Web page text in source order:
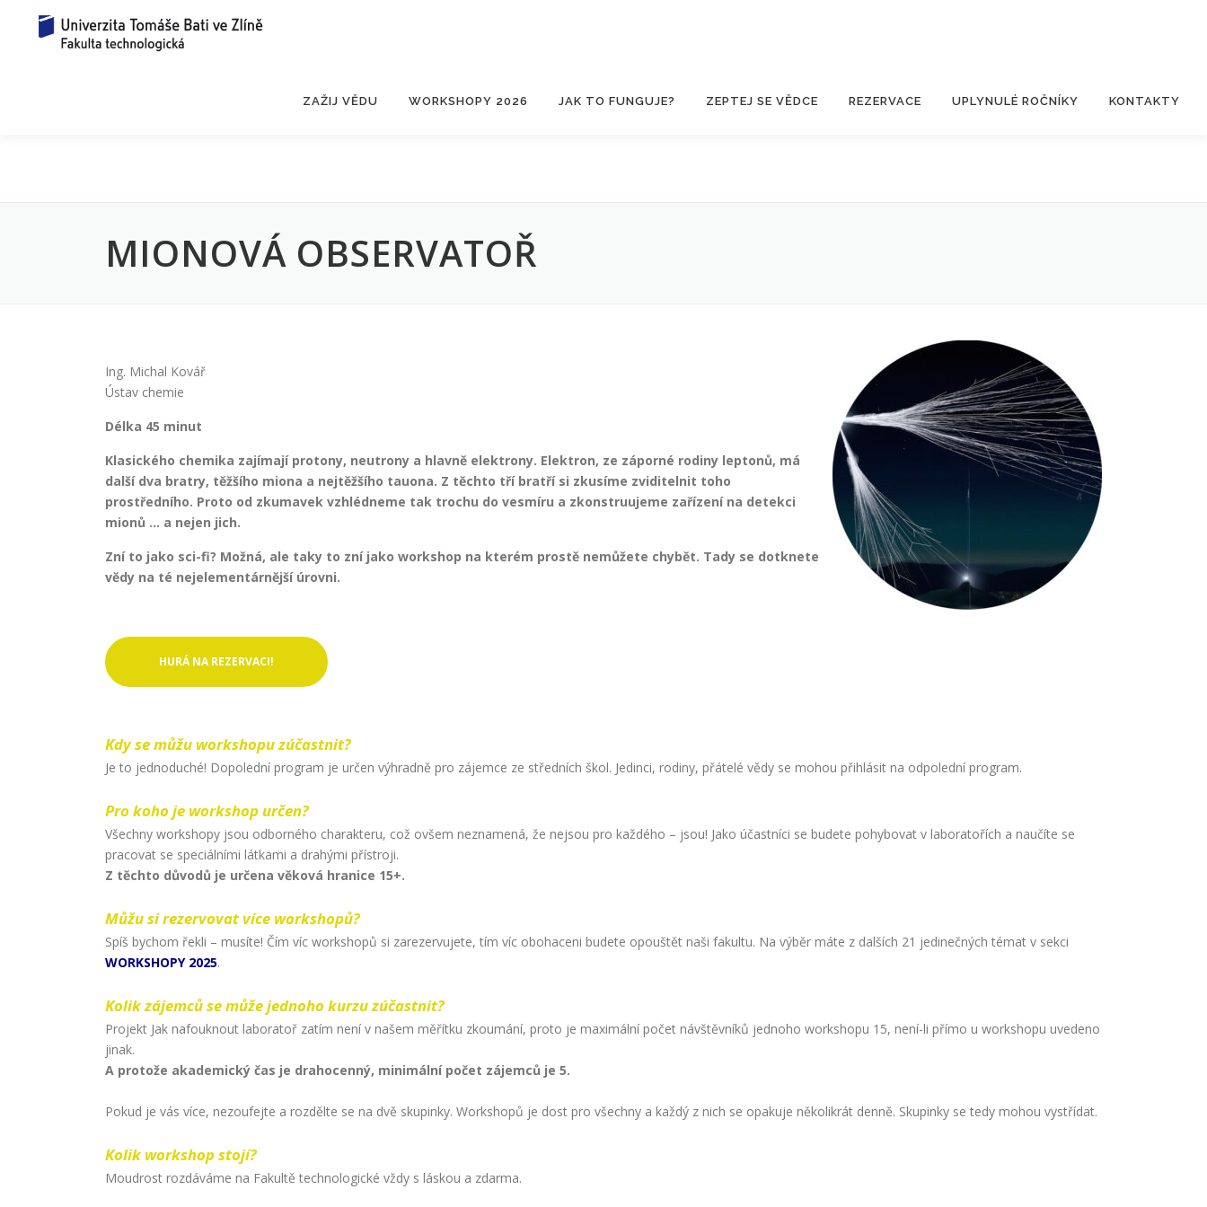
ZAŽIJ VĚDU WORKSHOPY 2026 JAK TO FUNGUJE? ZEPTEJ SE VĚDCE REZERVACE UPLYNULÉ ROČNÍKY KONTAKTY
MIONOVÁ OBSERVATOŘ
Ing. Michal Kovář
Ústav chemie
Délka 45 minut
Klasického chemika zajímají protony, neutrony a hlavně elektrony. Elektron, ze záporné rodiny leptonů, má
další dva bratry, těžšího miona a nejtěžšího tauona. Z těchto tří bratří si zkusíme zviditelnit toho
prostředního. Proto od zkumavek vzhlédneme tak trochu do vesmíru a zkonstruujeme zařízení na detekci
mionů … a nejen jich.
Zní to jako sci-fi? Možná, ale taky to zní jako workshop na kterém prostě nemůžete chybět. Tady se dotknete
vědy na té nejelementárnější úrovni.
HURÁ NA REZERVACI!
Kdy se můžu workshopu zúčastnit?
Je to jednoduché! Dopolední program je určen výhradně pro zájemce ze středních škol. Jedinci, rodiny, přátelé vědy se mohou přihlásit na odpolední program.
Pro koho je workshop určen?
Všechny workshopy jsou odborného charakteru, což ovšem neznamená, že nejsou pro každého – jsou! Jako účastníci se budete pohybovat v laboratořích a naučíte se
pracovat se speciálními látkami a drahými přístroji.
Z těchto důvodů je určena věková hranice 15+.
Můžu si rezervovat více workshopů?
Spíš bychom řekli – musíte! Čím víc workshopů si zarezervujete, tím víc obohaceni budete opouštět naši fakultu. Na výběr máte z dalších 21 jedinečných témat v sekci
WORKSHOPY 2025.
Kolik zájemců se může jednoho kurzu zúčastnit?
Projekt Jak nafouknout laboratoř zatím není v našem měřítku zkoumání, proto je maximální počet návštěvníků jednoho workshopu 15, není-li přímo u workshopu uvedeno
jinak.
A protože akademický čas je drahocenný, minimální počet zájemců je 5.
Pokud je vás více, nezoufejte a rozdělte se na dvě skupinky. Workshopů je dost pro všechny a každý z nich se opakuje několikrát denně. Skupinky se tedy mohou vystřídat.
Kolik workshop stojí?
Moudrost rozdáváme na Fakultě technologické vždy s láskou a zdarma.